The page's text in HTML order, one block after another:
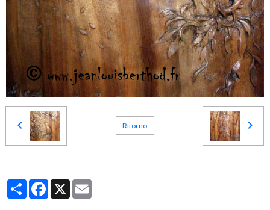
Ritorno
PartagerFacebook
X